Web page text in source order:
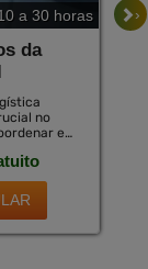
a 30 horas
da
no
e
Custos,
›